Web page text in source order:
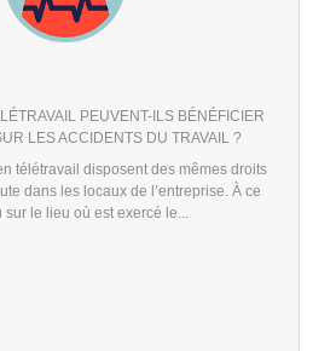
PEUVENT-ILS BÉNÉFICIER
LES ACCIDENTS DU TRAVAIL ?
télétravail disposent des mêmes droits
dans les locaux de l’entreprise. À ce
sur le lieu où est exercé le...